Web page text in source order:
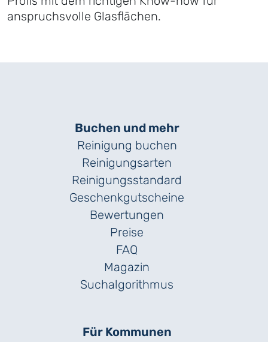
anspruchsvolle Glasflächen.
Buchen und mehr
Reinigung buchen
Reinigungsarten
Reinigungs­standard
Geschenk­gutscheine
Bewertungen
Preise
FAQ
Magazin
Suchalgorithmus
Für Kommunen